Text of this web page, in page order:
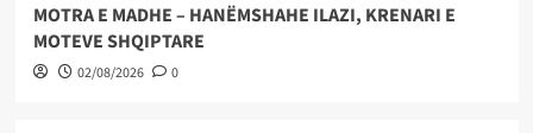
MOTRA E MADHE – HANËMSHAHE ILAZI, KRENARI E
MOTEVE SHQIPTARE
02/08/2026 0